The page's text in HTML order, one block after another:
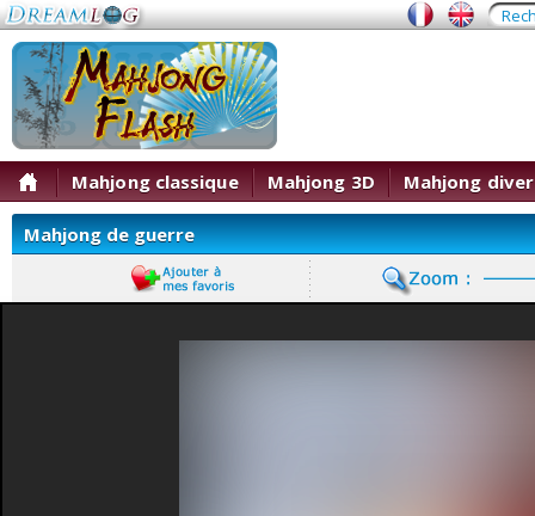
Mahjong classique Mahjong 3D Mahjong
Mahjong de guerre